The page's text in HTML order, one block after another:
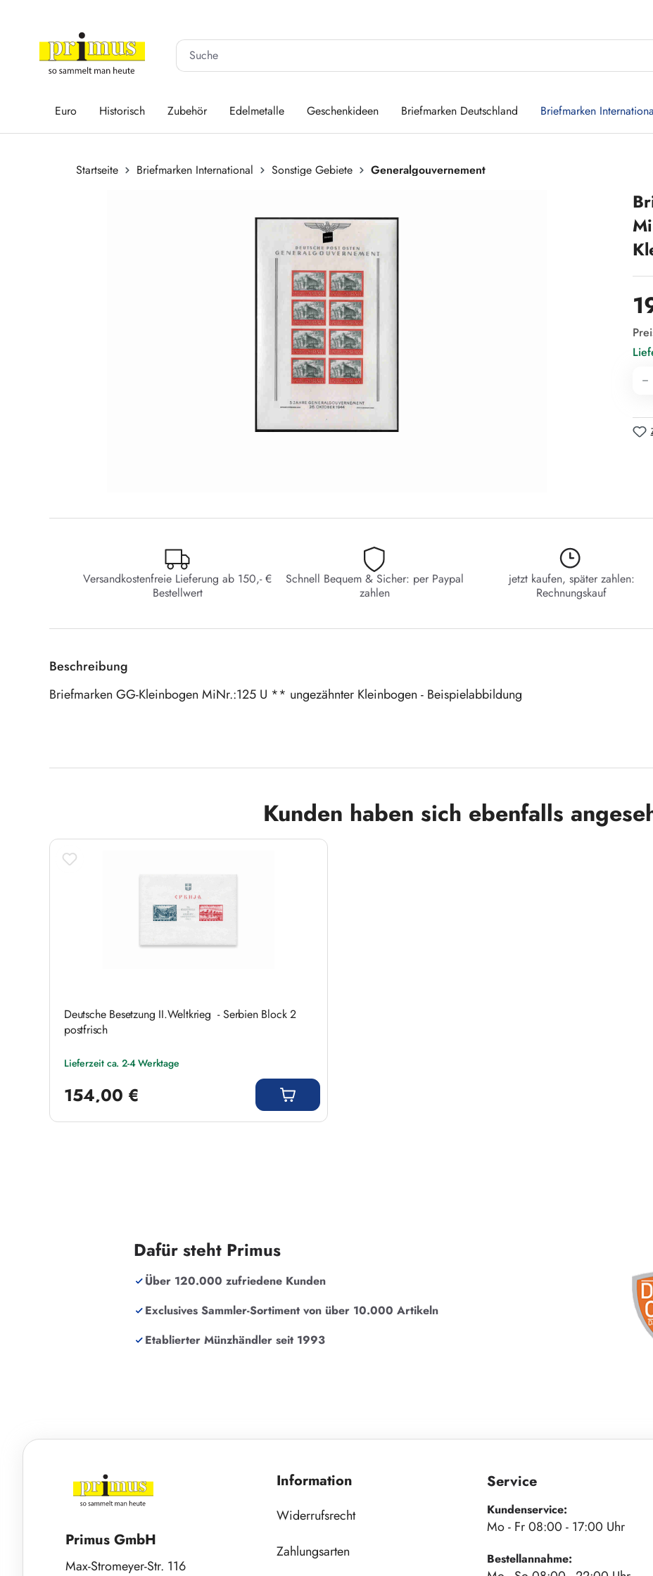
Euro Historisch Zubehör Edelmetalle Geschenkideen Briefmarken Deutschland Briefmarken
Startseite Briefmarken International Sonstige Gebiete
Generalgouvernement
Versandkostenfreie Lieferung ab 150,- €
Bestellwert
Schnell Bequem & Sicher: per Paypal
zahlen
jetzt kaufen, später zahlen:
Rechnungskauf
Beschreibung
Briefmarken GG-Kleinbogen MiNr.:125 U ** ungezähnter Kleinbogen - Beispielabbildung
Kunden haben sich ebenfalls
Deutsche Besetzung II.Weltkrieg - Serbien Block 2
postfrisch
Lieferzeit ca. 2-4 Werktage
154,00 €
Dafür steht Primus
Über 120.000 zufriedene Kunden
Exclusives Sammler-Sortiment von über 10.000 Artikeln
Etablierter Münzhändler seit 1993
Primus GmbH
Max-Stromeyer-Str. 116
Information
Widerrufsrecht
Zahlungsarten
Service
Kundenservice:
Mo - Fr 08:00 - 17:00 Uhr
Bestellannahme: